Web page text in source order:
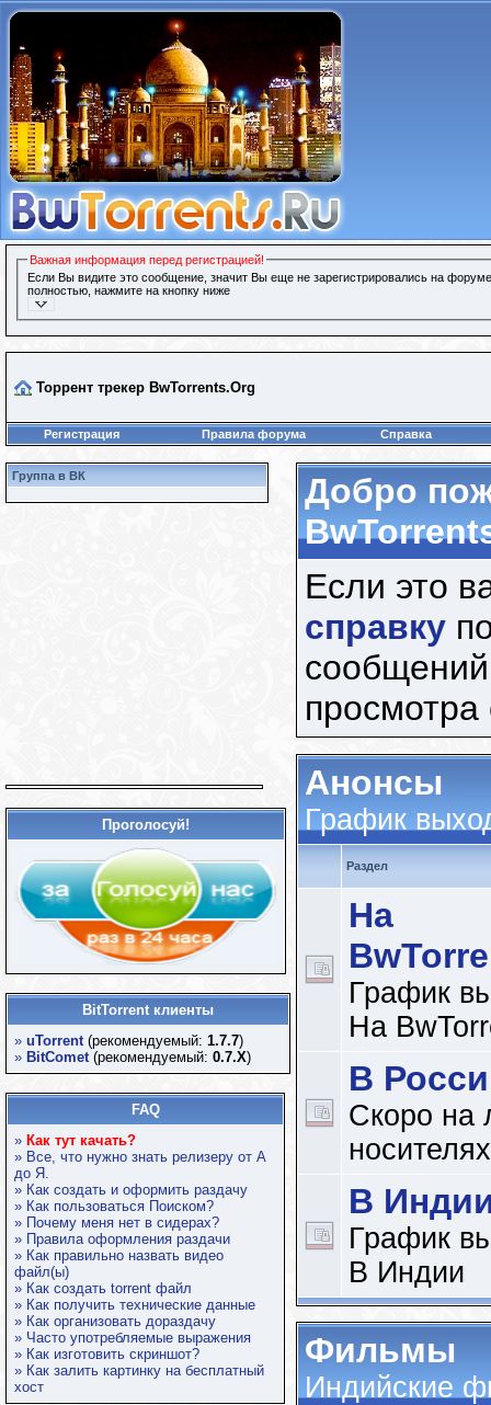
Важная информация перед регистрацией!
Если Вы видите это сообщение, значит Вы еще не зарегистрировались на
полностью, нажмите на кнопку ниже
Торрент трекер BwTorrents.Org
Регистрация Правила форума Справка
Группа в ВК
Проголосуй!
BitTorrent клиенты
» uTorrent (рекомендуемый: 1.7.7)
» BitComet (рекомендуемый: 0.7.X)
FAQ
» Как тут качать?
» Все, что нужно знать релизеру от А
до Я.
» Как создать и оформить раздачу
» Как пользоваться Поиском?
» Почему меня нет в сидерах?
» Правила оформления раздачи
» Как правильно назвать видео
файл(ы)
» Как создать torrent файл
» Как получить технические данные
» Как организовать дораздачу
» Часто употребляемые выражения
» Как изготовить скриншот?
» Как залить картинку на бесплатный
хост
Добро
Если это
справку
Анонсы
График
Раздел
На
График
На
В
Скоро на
носителях
В
График
В Индии
Фильмы
Индийские